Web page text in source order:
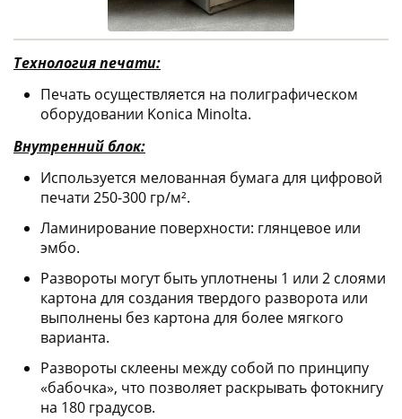
Технология печати:
Печать осуществляется на полиграфическом
оборудовании Konica Minolta.
Внутренний блок:
Используется мелованная бумага для цифровой
печати 250-300 гр/м².
Ламинирование поверхности: глянцевое или
эмбо.
Развороты могут быть уплотнены 1 или 2 слоями
картона для создания твердого разворота или
выполнены без картона для более мягкого
варианта.
Развороты склеены между собой по принципу
«бабочка», что позволяет раскрывать фотокнигу
на 180 градусов.